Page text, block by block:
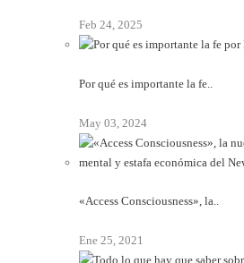
Feb 24, 2025
Por qué es importante la fe..
May 03, 2024
«Access Consciousness», la..
Ene 25, 2021